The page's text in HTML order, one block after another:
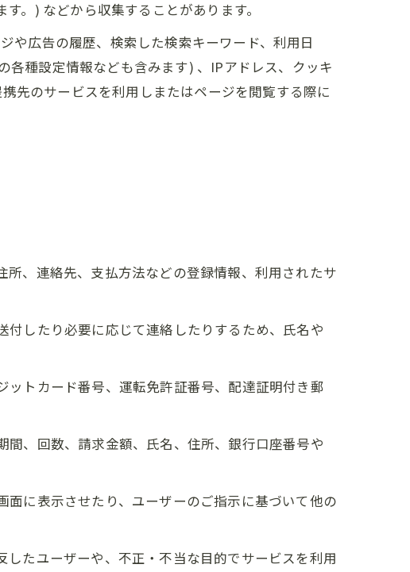
。) などから収集することがあります。
や広告の履歴、検索した検索キーワード、利用日
種設定情報なども含みます) 、IPアドレス、クッキ
先のサービスを利用しまたはページを閲覧する際に
、連絡先、支払方法などの登録情報、利用されたサ
したり必要に応じて連絡したりするため、氏名や
トカード番号、運転免許証番号、配達証明付き郵
、回数、請求金額、氏名、住所、銀行口座番号や
に表示させたり、ユーザーのご指示に基づいて他の
たユーザーや、不正・不当な目的でサービスを利用